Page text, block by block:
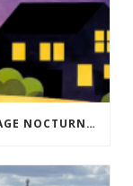
ACCEPTABILITÉ SOCIALE DE L’ÉCLAIRAGE NOCTURNE : LE REPLAY EST DISPONIBLE